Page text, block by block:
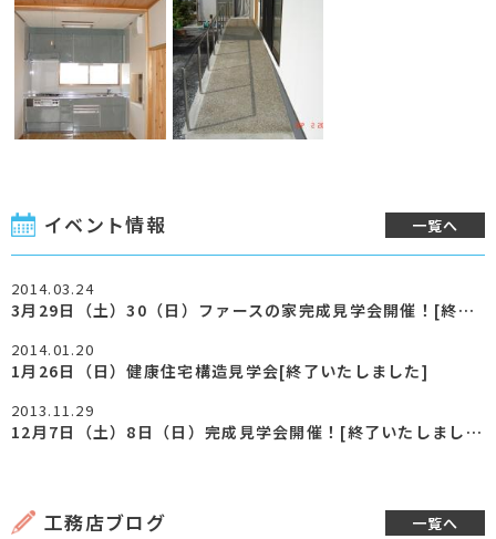
イベント情報 一覧へ
2014.03.24
3月29日（土）30（日）ファースの家完成見学会開催！[終了いたしました]
2014.01.20
1月26日（日）健康住宅構造見学会[終了いたしました]
2013.11.29
12月7日（土）8日（日）完成見学会開催！[終了いたしました]
工務店ブログ 一覧へ